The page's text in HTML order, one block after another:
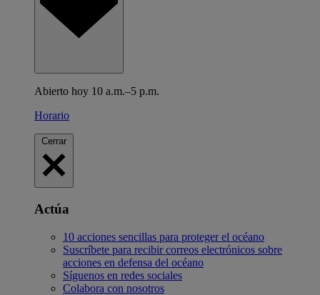
Abierto hoy 10 a.m.–5 p.m.
Horario
Cerrar
Actúa
10 acciones sencillas para proteger el océano
Suscríbete para recibir correos electrónicos sobre
acciones en defensa del océano
Síguenos en redes sociales
Colabora con nosotros